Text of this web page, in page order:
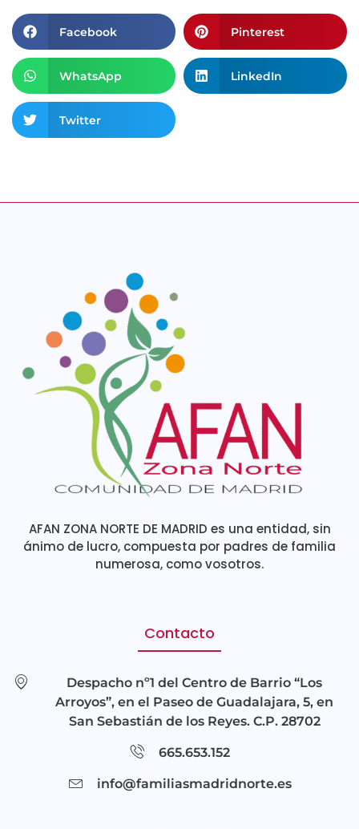
Facebook Pinterest
WhatsApp LinkedIn
Twitter
AFAN ZONA NORTE DE MADRID es una entidad, sin
ánimo de lucro, compuesta por padres de familia
numerosa, como vosotros.
Contacto
Despacho nº1 del Centro de Barrio “Los
Arroyos”, en el Paseo de Guadalajara, 5, en
San Sebastián de los Reyes. C.P. 28702
665.653.152
info@familiasmadridnorte.es